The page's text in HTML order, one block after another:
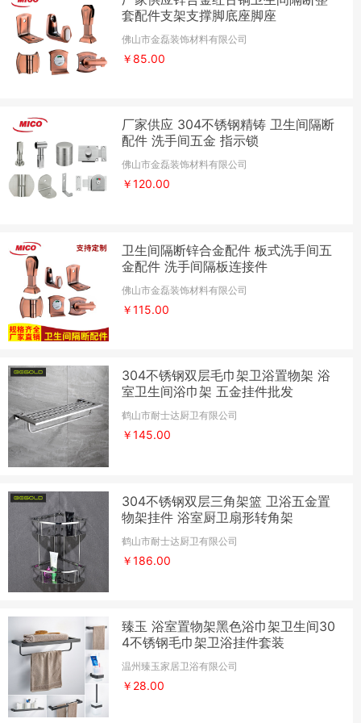
套配件支架支撑脚底座脚座
佛山市金磊装饰材料有限公司
￥85.00
厂家供应 304不锈钢精铸 卫生间隔断
配件 洗手间五金 指示锁
佛山市金磊装饰材料有限公司
￥120.00
卫生间隔断锌合金配件 板式洗手间五
金配件 洗手间隔板连接件
佛山市金磊装饰材料有限公司
￥115.00
304不锈钢双层毛巾架卫浴置物架 浴
室卫生间浴巾架 五金挂件批发
鹤山市耐士达厨卫有限公司
￥145.00
304不锈钢双层三角架篮 卫浴五金置
物架挂件 浴室厨卫扇形转角架
鹤山市耐士达厨卫有限公司
￥186.00
臻玉 浴室置物架黑色浴巾架卫生间30
4不锈钢毛巾架卫浴挂件套装
温州臻玉家居卫浴有限公司
￥28.00